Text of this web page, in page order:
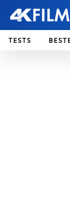
TESTS